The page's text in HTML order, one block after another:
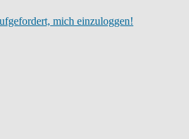
mich einzuloggen!